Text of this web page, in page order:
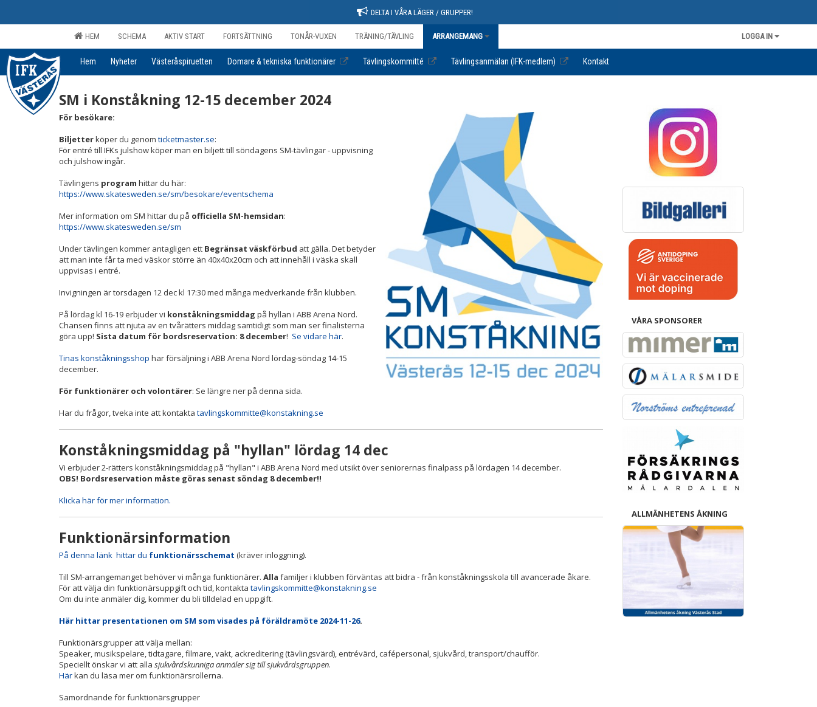
DELTA I VÅRA LÄGER / GRUPPER!
HEM SCHEMA AKTIV START FORTSÄTTNING TONÅR-VUXEN TRÄNING/TÄVLING ARRANGEMANG LOGGA IN
Hem Nyheter Västeråspiruetten Domare & tekniska funktionärer Tävlingskommitté Tävlingsanmälan (IFK-medlem) Kontakt
SM i Konståkning 12-15 december 2024
För besökare:
Biljetterköper du genom ticketmaster.se:
För entré till IFKs julshow köper man en biljett till söndagens SM-tävlingar - uppvisning
och julshow ingår.
Tävlingens program hittar du här:
https://www.skatesweden.se/sm/besokare/eventschema
Merinformation om SM hittar du på officiella SM-hemsidan:
https://www.skatesweden.se/sm
Under tävlingen kommer antagligen ett Begränsat väskförbud att gälla. Det betyder
att man inte får ta med väskor större än 40x40x20cm och att innehåll i väska skall
uppvisas i entré.
Invigningen är torsdagen 12 dec kl 17:30 med många medverkande från klubben.
På lördag kl 16-19 erbjuder vi konståkningsmiddag på hyllan i ABB Arena Nord.
Chansen finns att njuta av en tvårätters middag samtidigt som man ser finalisterna
göra upp! Sista datum för bordsreservation: 8 december! Se vidare här.
Tinas konståkningsshop har försäljning i ABB Arena Nord lördag-söndag 14-15
december.
För funktionärer och volontärer: Se längre ner på denna sida.
Har du frågor, tveka inte att kontakta tavlingskommitte@konstakning.se
Konståkningsmiddag på "hyllan" lördag 14 dec
Vi erbjuder 2-rätters konståkningsmiddag på "hyllan" i ABB Arena Nord med utsikt över seniorernas finalpass på lördagen 14 december.
OBS! Bordsreservation måste göras senast söndag 8 december!!
Klicka här för mer information.
Funktionärsinformation
På denna länk hittar du funktionärsschemat (kräver inloggning).
Till SM-arrangemanget behöver vi många funktionärer. Alla familjer i klubben förväntas att bidra - från konståkningsskola till avancerade åkare.
För att välja din funktionärsuppgift och tid, kontakta tavlingskommitte@konstakning.se
Om du inte anmäler dig, kommer du bli tilldelad en uppgift.
Här hittar presentationen om SM som visades på föräldramöte 2024-11-26.
Funktionärsgrupper att välja mellan:
Speaker, musikspelare, tidtagare, filmare, vakt, ackreditering (tävlingsvärd), entrévärd, cafépersonal, sjukvård, transport/chaufför.
Speciellt önskar vi att alla sjukvårdskunniga anmäler sig till sjukvårdsgruppen.
Härkan du läsa mer om funktionärsrollerna.
Samordnande för funktionärsgrupper
VÅRA SPONSORER
ALLMÄNHETENS ÅKNING